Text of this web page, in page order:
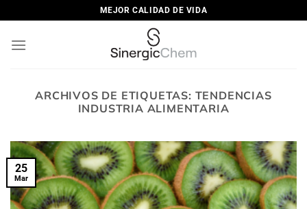
al
contenido
MEJOR CALIDAD DE VIDA
ARCHIVOS DE ETIQUETAS: TENDENCIAS
INDUSTRIA ALIMENTARIA
25
Mar